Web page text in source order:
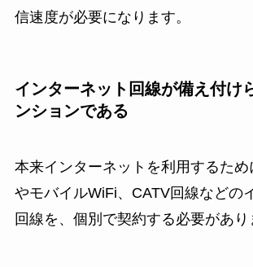
信速度が必要になります。
インターネット回線が備え付け
ンションである
本来インターネットを利用するため
やモバイルWiFi、CATV回線などの
回線を、個別で契約する必要があり